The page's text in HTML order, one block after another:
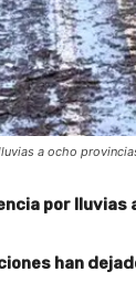
a ocho
por lluvias
han